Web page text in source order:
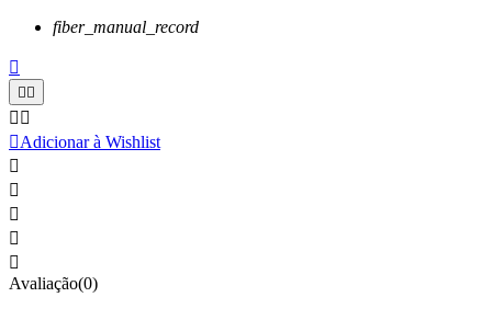
fiber_manual_record

 
 
Adicionar à Wishlist





Avaliação(0)